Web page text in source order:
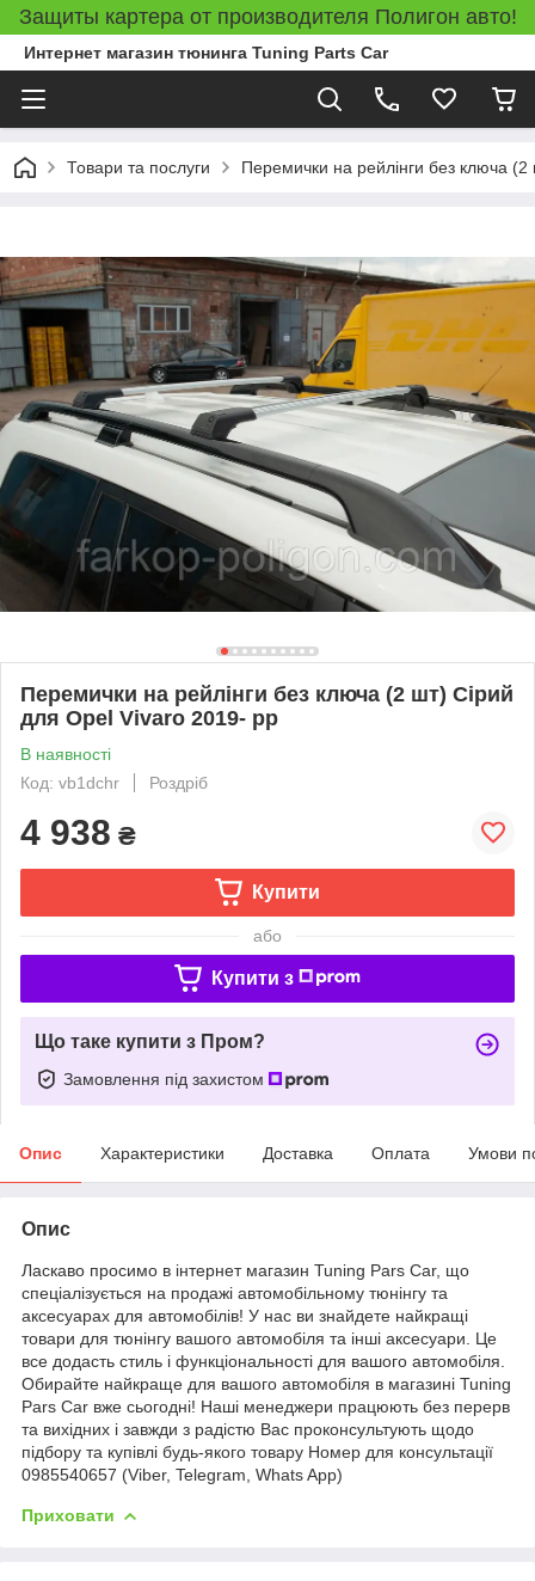
Защиты картера от производителя Полигон авто!
Интернет магазин тюнинга Tuning Parts Car
Товари та послуги Перемички на рейлінги без ключа
Перемички на рейлінги без ключа (2 шт) Сірий
для Opel Vivaro 2019- рр
В наявності
Код: vb1dchr
Роздріб
4 938 ₴
Купити
або
Купити з
Що таке купити з Пром?
Замовлення під захистом
Опис Характеристики Доставка Оплата Умови
Опис
Ласкаво просимо в інтернет магазин Tuning Pars Car, що
спеціалізується на продажі автомобільному тюнінгу та
аксесуарах для автомобілів! У нас ви знайдете найкращі
товари для тюнінгу вашого автомобіля та інші аксесуари. Це
все додасть стиль і функціональності для вашого автомобіля.
Обирайте найкраще для вашого автомобіля в магазині Tuning
Pars Car вже сьогодні! Наші менеджери працюють без перерв
та вихідних і завжди з радістю Вас проконсультують щодо
підбору та купівлі будь-якого товару Номер для консультації
0985540657 (Viber, Telegram, Whats App)
Приховати